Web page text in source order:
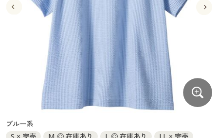
カーテン・ラグ・ファブリック
制服・学生服
ジュニア・ティーンズ下着
大きいサイズ通販すべて
大きいサイズ レディース服
大きいサイズ レディース下着
大きいサイズ メンズ
大きいサイズ 事務・制服
バーゲンセール
シークレットセール
商品カテゴリ一覧
カタログ
カタログ・チラシからのご注文
ジュニア・ティーンズ下着
大きいサイズ レディース服
大きいサイズ レディース下着
大きいサイズ メンズ
大きいサイズ 事務・制服
バーゲンセール
シークレットセール
詳細検索
商品カテゴリ一覧
カタログ・チラシからのご注文
ブルー系
S × 完売
M ◎ 在庫あり L ◎ 在庫あり LL × 完売